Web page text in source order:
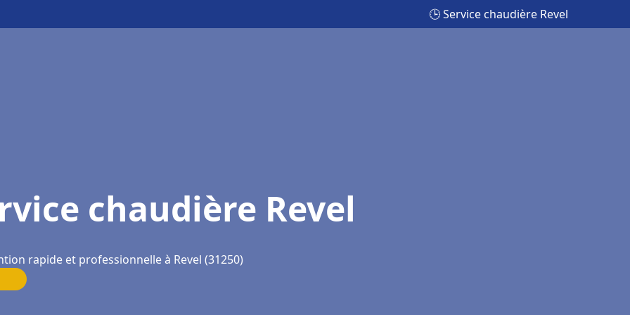
🕒 Service chaudière Revel
chaudière Revel
rapide et professionnelle à Revel (31250)